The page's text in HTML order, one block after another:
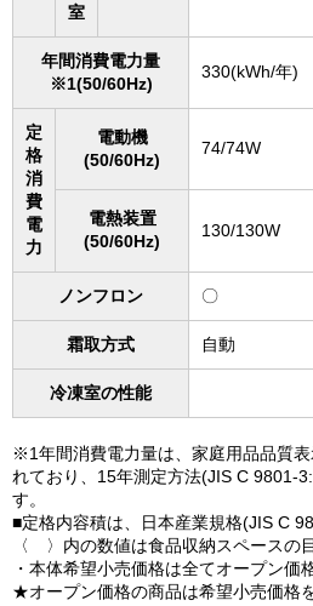
室
年間消費電力量
※1(50/60Hz)
330(kWh/年)
定
格
消
費
電
力
電動機
(50/60Hz)
74/74W
電熱装置
(50/60Hz)
130/130W
ノンフロン 〇
霜取方式 自動
冷凍室の性能
※1年間消費電力量は、家庭用品品質
れており、15年測定方法(JIS C 9801-
す。
■定格内容積は、日本産業規格(JIS C
〈 〉内の数値は食品収納スペースの
・本体希望小売価格は全てオープン価
★オープン価格の商品は希望小売価格